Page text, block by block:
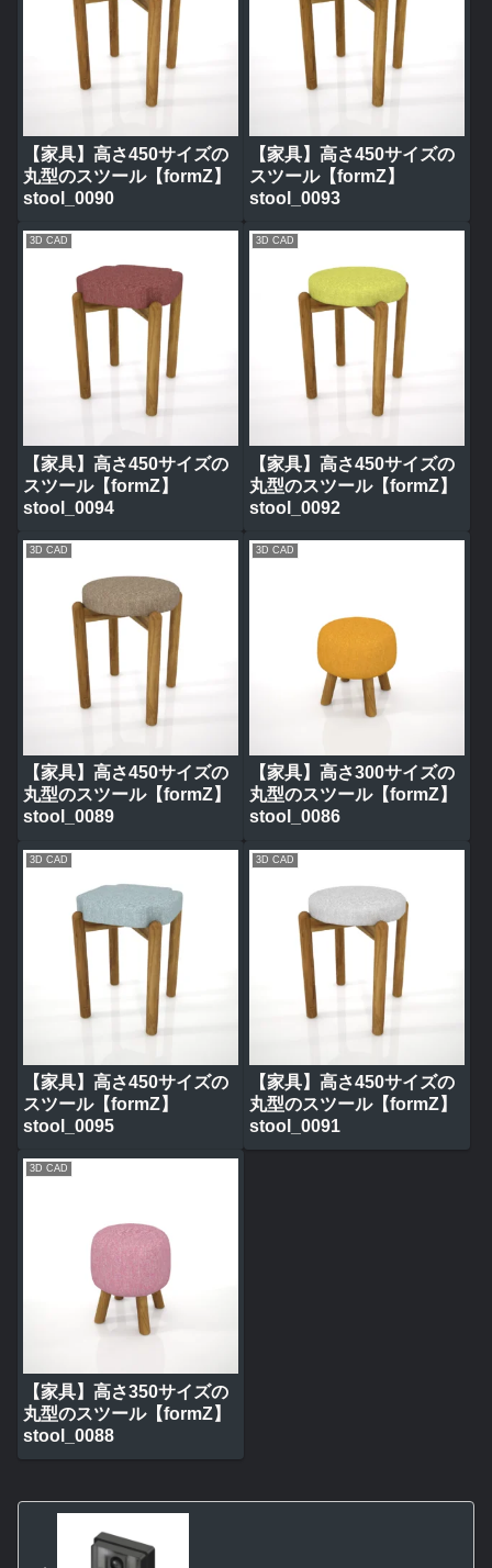
【家具】高さ450サイズの
丸型のスツール【formZ】
stool_0090
【家具】高さ450サイズの
スツール【formZ】
stool_0093
3D CAD
【家具】高さ450サイズの
スツール【formZ】
stool_0094
3D CAD
【家具】高さ450サイズの
丸型のスツール【formZ】
stool_0092
3D CAD
【家具】高さ450サイズの
丸型のスツール【formZ】
stool_0089
3D CAD
【家具】高さ300サイズの
丸型のスツール【formZ】
stool_0086
3D CAD
【家具】高さ450サイズの
スツール【formZ】
stool_0095
3D CAD
【家具】高さ450サイズの
丸型のスツール【formZ】
stool_0091
3D CAD
【家具】高さ350サイズの
丸型のスツール【formZ】
stool_0088